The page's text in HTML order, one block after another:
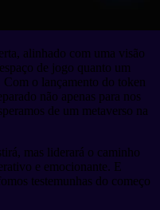
alinhado com uma visão
de jogo quanto um
Com o lançamento do token
não apenas para nos
de um metaverso na
mas liderará o caminho
e emocionante. E
testemunhas do começo